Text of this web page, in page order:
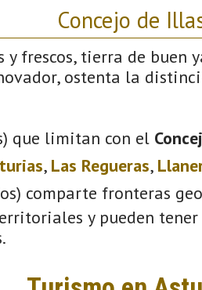
Concejo de
y frescos, tierra de buen
ostenta la
que limitan con el
, Las Regueras,
comparte fronteras
y pueden